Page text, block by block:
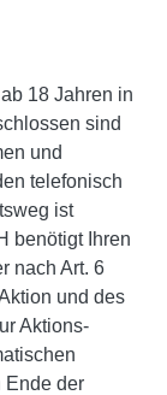
18 Jahren in
sind
und
telefonisch
ist
benötigt Ihren
nach Art. 6
und des
Aktions-
Ende der